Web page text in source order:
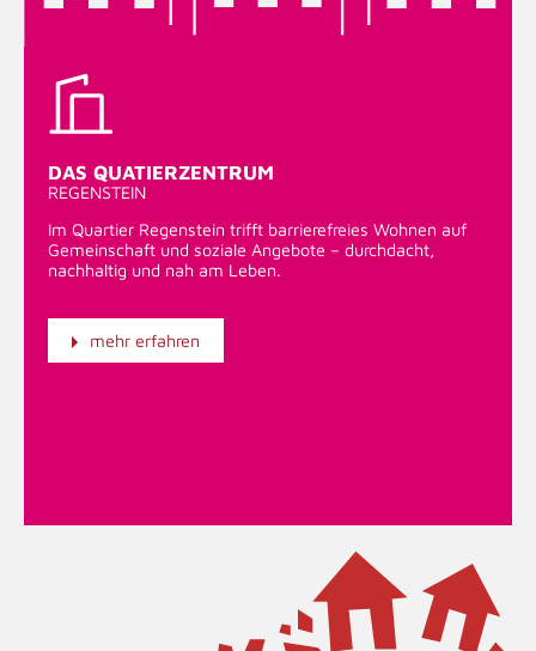
DAS QUATIERZENTRUM
REGENSTEIN
Im Quartier Regenstein trifft barrierefreies Wohnen auf
Gemeinschaft und soziale Angebote – durchdacht,
nachhaltig und nah am Leben.
mehr erfahren